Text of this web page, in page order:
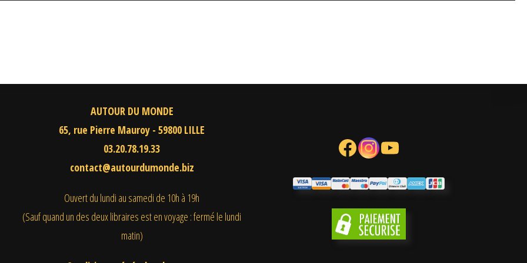
AUTOUR DU MONDE
65, rue Pierre Mauroy - 59800 LILLE
03.20.78.19.33
contact@autourdumonde.biz
Ouvert du lundi au samedi de 10h à 19h
(Sauf quand un des deux libraires est en voyage : fermé le lundi
matin)
Facebook Instagram YouTube